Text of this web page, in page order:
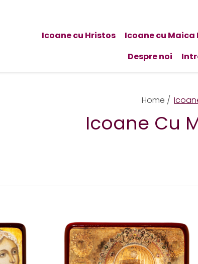
Icoane cu Hristos Icoane cu Maica
Despre noi
Home /
Icoane Cu